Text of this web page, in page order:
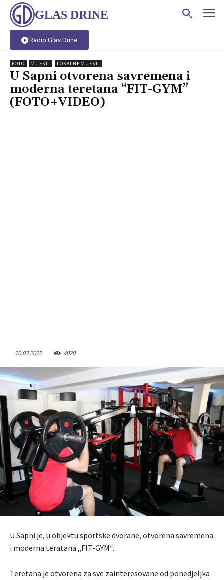
GLAS DRINE
Radio Glas Drine
FOTO VIJESTI LOKALNE VIJESTI
U Sapni otvorena savremena i
moderna teretana “FIT-GYM”
(FOTO+VIDEO)
10.03.2022 4020
U Sapni je, u objektu sportske dvorane, otvorena savremena
i moderna teratana „FIT-GYM“.
Teretana je otvorena za sve zainteresovane od ponedjeljka